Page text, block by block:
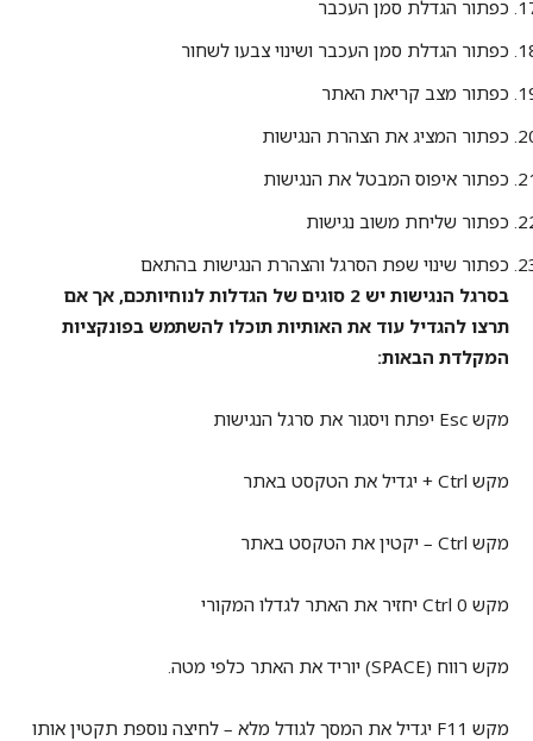
כפתור הגדלת סמן העכבר
כפתור הגדלת סמן העכבר ושינוי צבעו לשחור
כפתור מצב קריאת האתר
כפתור המציג את הצהרת הנגישות
כפתור איפוס המבטל את הנגישות
כפתור שליחת משוב נגישות
כפתור שינוי שפת הסרגל והצהרת הנגישות בהתאם
בסרגל הנגישות יש 2 סוגים של הגדלות לנוחיותכם, אך אם
תרצו להגדיל עוד את האותיות תוכלו להשתמש בפונקציות
המקלדת הבאות:
מקש Esc יפתח ויסגור את סרגל הנגישות
מקש Ctrl + יגדיל את הטקסט באתר
מקש Ctrl – יקטין את הטקסט באתר
מקש Ctrl 0 יחזיר את האתר לגדלו המקורי
מקש רווח (SPACE) יוריד את האתר כלפי מטה.
מקש F11 יגדיל את המסך לגודל מלא – לחיצה נוספת תקטין אותו